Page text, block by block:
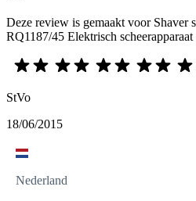
Deze review is gemaakt voor Shaver
RQ1187/45 Elektrisch
StVo
18/06/2015
Nederland